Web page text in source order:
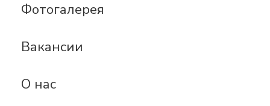
Фотогалерея
Вакансии
О нас